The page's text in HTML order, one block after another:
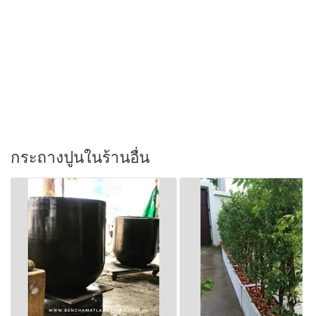
กระถางปูนในร้านอื่น